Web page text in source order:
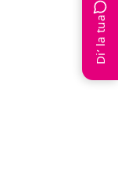
Di’ la tua